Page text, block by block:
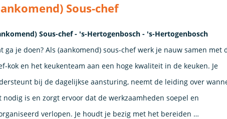
Sous-chef
Sous-chef - 's-Hertogenbosch - 's-Hertogenbosch
ga je doen? Als (aankomend) sous-chef werk je nauw samen met
kok en het keukenteam aan een hoge kwaliteit in de keuken. Je
bij de dagelijkse aansturing, neemt de leiding over
nodig is en zorgt ervoor dat de werkzaamheden soepel en
verlopen. Je houdt je bezig met het bereiden …